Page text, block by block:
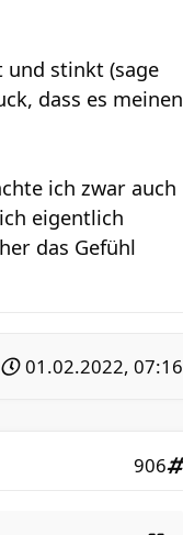
und stinkt (sage
dass es meinen
ich zwar auch
eigentlich
das Gefühl
01.02.2022, 07:16
906